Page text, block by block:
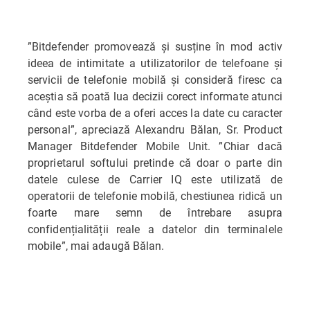
”Bitdefender promovează și susține în mod activ
ideea de intimitate a utilizatorilor de telefoane și
servicii de telefonie mobilă și consideră firesc ca
aceștia să poată lua decizii corect informate atunci
când este vorba de a oferi acces la date cu caracter
personal”, apreciază Alexandru Bălan, Sr. Product
Manager Bitdefender Mobile Unit. ”Chiar dacă
proprietarul softului pretinde că doar o parte din
datele culese de Carrier IQ este utilizată de
operatorii de telefonie mobilă, chestiunea ridică un
foarte mare semn de întrebare asupra
confidențialității reale a datelor din terminalele
mobile”, mai adaugă Bălan.